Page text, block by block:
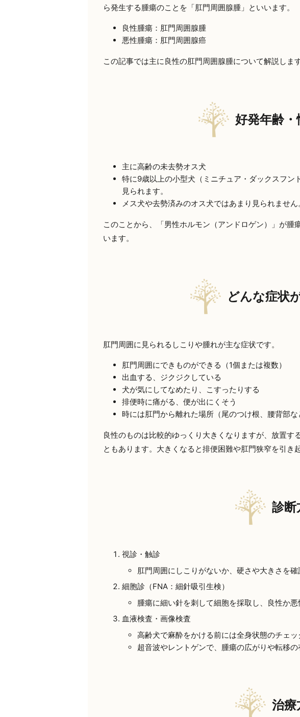
ら発生する腫瘍のことを「肛門周囲腺腫」といいます。
良性腫瘍：肛門周囲腺腫
悪性腫瘍：肛門周囲腺癌
この記事では主に良性の肛門周囲腺腫について解説します
好発年齢・
主に高齢の未去勢オス犬
特に9歳以上の小型犬（ミニチュア・ダックスフン
見られます。
メス犬や去勢済みのオス犬ではあまり見られません
このことから、「男性ホルモン（アンドロゲン）」が腫
います。
どんな症状
肛門周囲に見られるしこりや腫れが主な症状です。
肛門周囲にできものができる（1個または複数）
出血する、ジクジクしている
犬が気にしてなめたり、こすったりする
排便時に痛がる、便が出にくそう
時には肛門から離れた場所（尾のつけ根、腰背部
良性のものは比較的ゆっくり大きくなりますが、放置す
ともあります。大きくなると排便困難や肛門狭窄を引き
診断
視診・触診
肛門周囲にしこりがないか、硬さや大きさを確
細胞診（FNA：細針吸引生検）
腫瘍に細い針を刺して細胞を採取し、良性か悪
血液検査・画像検査
高齢犬で麻酔をかける前には全身状態のチェッ
超音波やレントゲンで、腫瘍の広がりや転移の
治療